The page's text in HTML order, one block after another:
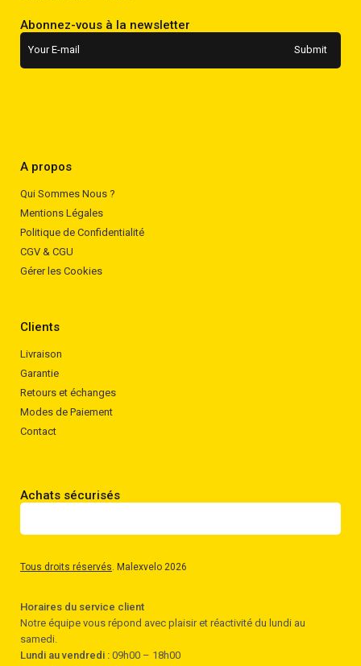
Abonnez-vous à la newsletter
A propos
Qui Sommes Nous ?
Mentions Légales
Politique de Confidentialité
CGV & CGU
Gérer les Cookies
Clients
Livraison
Garantie
Retours et échanges
Modes de Paiement
Contact
Achats sécurisés
Tous droits réservés. Malexvelo 2026
Horaires du service client
Notre équipe vous répond avec plaisir et réactivité du lundi au
samedi.
Lundi au vendredi : 09h00 – 18h00